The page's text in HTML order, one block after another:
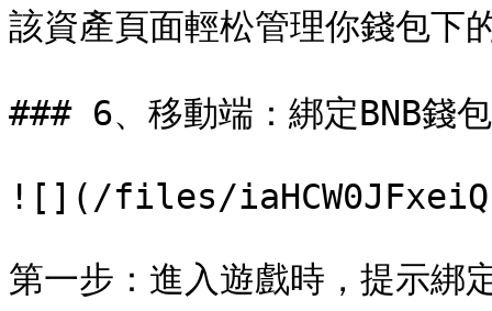
該資產頁面輕松管理你錢包下
### 6、移動端：綁定BNB錢包
![](/files/
第一步：進入遊戲時，提示綁